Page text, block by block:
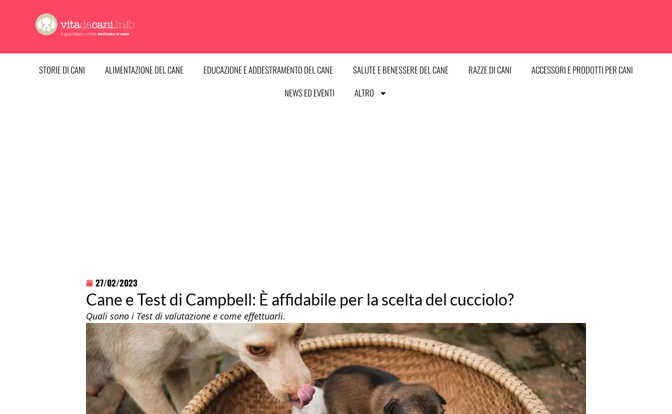
contenuto
STORIE DI CANI ALIMENTAZIONE DEL CANE EDUCAZIONE E ADDESTRAMENTO DEL CANE SALUTE E BENESSERE DEL CANE RAZZE DI CANI
ACCESSORI E PRODOTTI PER CANI
NEWS ED EVENTI
ALTRO
27/02/2023
Cane e Test di Campbell: È affidabile per la scelta del cucciolo?
Quali sono i Test di valutazione e come effettuarli.